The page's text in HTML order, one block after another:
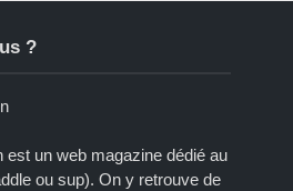
?
est un web magazine dédié au
ou sup). On y retrouve de